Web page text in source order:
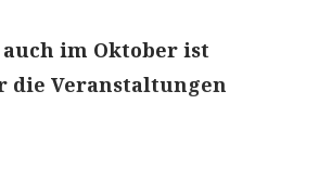
im Oktober ist
die Veranstaltungen